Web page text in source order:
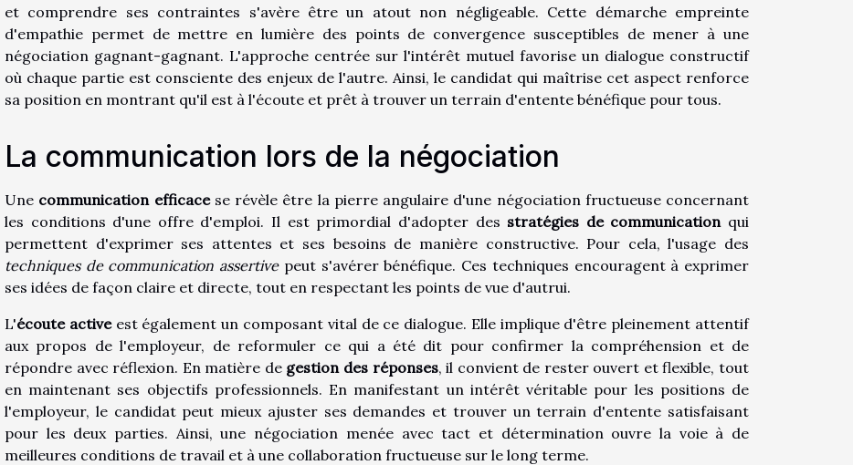
et comprendre ses contraintes s'avère être un atout non négligeable. Cette démarche empreinte
d'empathie permet de mettre en lumière des points de convergence susceptibles de mener à une
négociation gagnant-gagnant. L'approche centrée sur l'intérêt mutuel favorise un dialogue constructif
où chaque partie est consciente des enjeux de l'autre. Ainsi, le candidat qui maîtrise cet aspect renforce
sa position en montrant qu'il est à l'écoute et prêt à trouver un terrain d'entente bénéfique pour tous.
La communication lors de la négociation
Une communication efficacese révèle être la pierre angulaire d'une négociation fructueuse concernant
les conditions d'une offre d'emploi. Il est primordial d'adopter des stratégies de communication qui
permettent d'exprimer ses attentes et ses besoins de manière constructive. Pour cela, l'usage des
techniques de communication assertivepeut s'avérer bénéfique. Ces techniques encouragent à exprimer
ses idées de façon claire et directe, tout en respectant les points de vue d'autrui.
L'écoute activeest également un composant vital de ce dialogue. Elle implique d'être pleinement attentif
aux propos de l'employeur, de reformuler ce qui a été dit pour confirmer la compréhension et de
répondre avec réflexion. En matière de gestion des réponses, il convient de rester ouvert et flexible, tout
en maintenant ses objectifs professionnels. En manifestant un intérêt véritable pour les positions de
l'employeur, le candidat peut mieux ajuster ses demandes et trouver un terrain d'entente satisfaisant
pour les deux parties. Ainsi, une négociation menée avec tact et détermination ouvre la voie à de
meilleures conditions de travail et à une collaboration fructueuse sur le long terme.